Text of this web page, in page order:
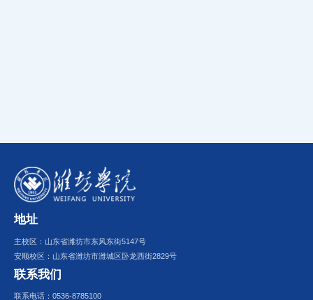
地址
主校区：山东省潍坊市东风东街5147号
安顺校区：山东省潍坊市潍城区卧龙西街2829号
联系我们
联系电话：0536-8785100